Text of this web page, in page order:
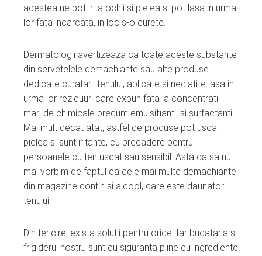
acestea ne pot irita ochii si pielea si pot lasa in urma
lor fata incarcata, in loc s-o curete.
Dermatologii avertizeaza ca toate aceste substante
din servetelele demachiante sau alte produse
dedicate curatarii tenului, aplicate si neclatite lasa in
urma lor reziduuri care expun fata la concentratii
mari de chimicale precum emulsifiantii si surfactantii.
Mai mult decat atat, astfel de produse pot usca
pielea si sunt iritante, cu precadere pentru
persoanele cu ten uscat sau sensibil. Asta ca sa nu
mai vorbim de faptul ca cele mai multe demachiante
din magazine contin si alcool, care este daunator
tenului.
Din fericire, exista solutii pentru orice. Iar bucataria si
frigiderul nostru sunt cu siguranta pline cu ingrediente